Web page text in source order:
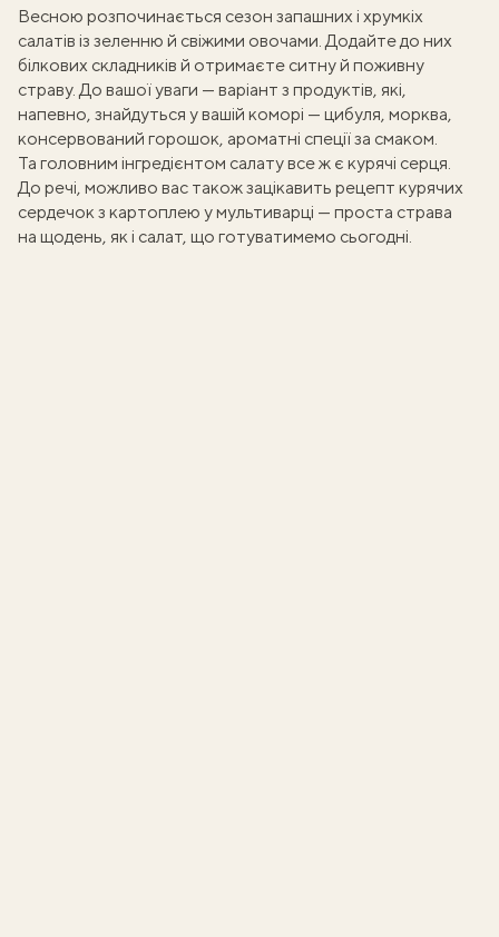
Весною розпочинається сезон запашних і хрумкіх
салатів із зеленню й свіжими овочами. Додайте до них
білкових складників й отримаєте ситну й поживну
страву. До вашої уваги — варіант з продуктів, які,
напевно, знайдуться у вашій коморі — цибуля, морква,
консервований горошок, ароматні спеції за смаком.
Та головним інгредієнтом салату все ж є курячі серця.
До речі, можливо вас також зацікавить рецепт курячих
сердечок з картоплею у мультиварці — проста страва
на щодень, як і салат, що готуватимемо сьогодні.